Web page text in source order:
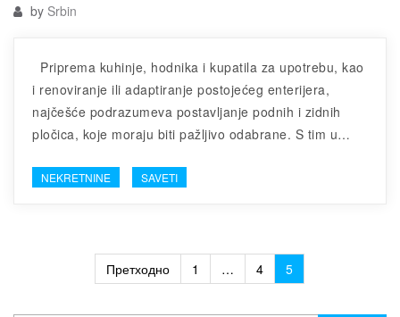
by Srbin
Priprema kuhinje, hodnika i kupatila za upotrebu, kao
i renoviranje ili adaptiranje postojećeg enterijera,
najčešće podrazumeva postavljanje podnih i zidnih
pločica, koje moraju biti pažljivo odabrane. S tim u…
NEKRETNINE SAVETI
Пагинација
чланака
Претходно 1 … 4 5